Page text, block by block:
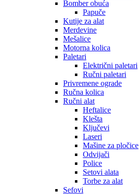
Bomber obuća
Papuče
Kutije za alat
Merdevine
Mešalice
Motorna kolica
Paletari
Električni paletari
Ručni paletari
Privremene ograde
Ručna kolica
Ručni alat
Heftalice
Klešta
Ključevi
Laseri
Mašine za pločice
Odvijači
Police
Setovi alata
Torbe za alat
Sefovi